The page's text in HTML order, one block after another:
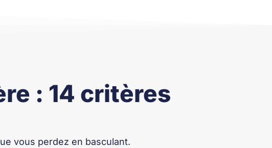
: 14 critères
vous perdez en basculant.